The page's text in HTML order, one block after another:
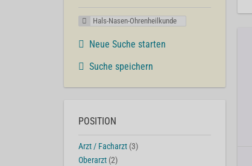
Hals-Nasen-Ohrenheilkunde
Neue Suche starten
Suche speichern
POSITION
Arzt / Facharzt (3)
Oberarzt (2)